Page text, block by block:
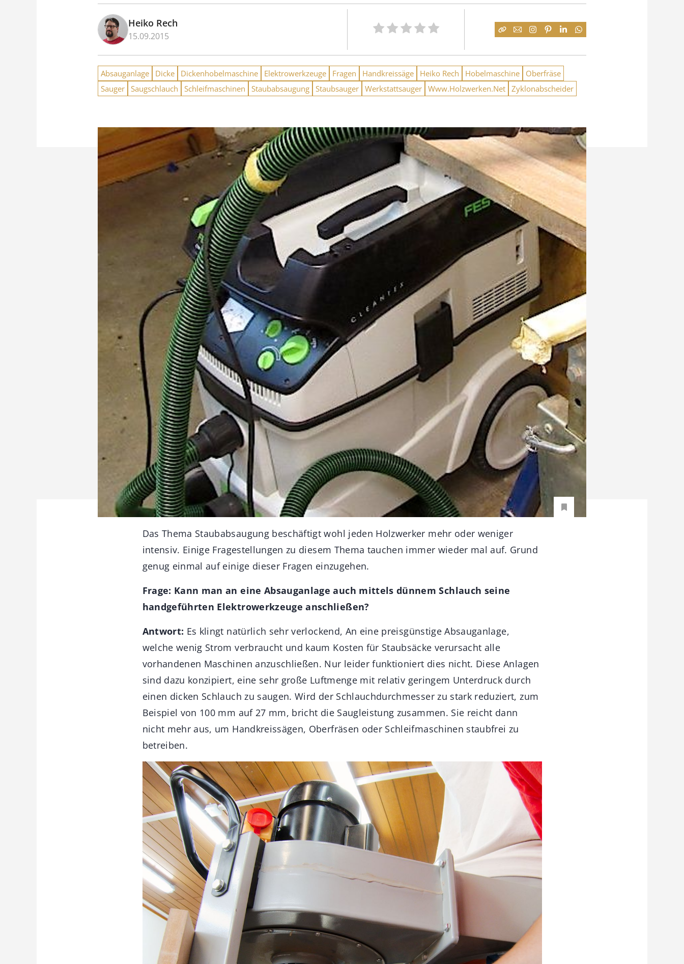
Heiko Rech
15.09.2015
Absauganlage Dicke Dickenhobelmaschine Elektrowerkzeuge Fragen Handkreissäge Heiko Rech Hobelmaschine
Oberfräse
Sauger Saugschlauch Schleifmaschinen Staubabsaugung Staubsauger Werkstattsauger Www.Holzwerken.Net Zyklonabscheider
Das Thema Staubabsaugung beschäftigt wohl jeden Holzwerker mehr oder weniger
intensiv. Einige Fragestellungen zu diesem Thema tauchen immer wieder mal auf. Grund
genug einmal auf einige dieser Fragen einzugehen.
Frage: Kann man an eine Absauganlage auch mittels dünnem Schlauch seine
handgeführten Elektrowerkzeuge anschließen?
Antwort: Es klingt natürlich sehr verlockend, An eine preisgünstige Absauganlage,
welche wenig Strom verbraucht und kaum Kosten für Staubsäcke verursacht alle
vorhandenen Maschinen anzuschließen. Nur leider funktioniert dies nicht. Diese Anlagen
sind dazu konzipiert, eine sehr große Luftmenge mit relativ geringem Unterdruck durch
einen dicken Schlauch zu saugen. Wird der Schlauchdurchmesser zu stark reduziert, zum
Beispiel von 100 mm auf 27 mm, bricht die Saugleistung zusammen. Sie reicht dann
nicht mehr aus, um Handkreissägen, Oberfräsen oder Schleifmaschinen staubfrei zu
betreiben.